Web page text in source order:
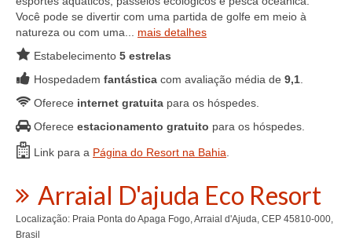
Você pode se divertir com uma partida de golfe em meio à
natureza ou com uma... mais detalhes
Estabelecimento 5 estrelas
Hospedadem fantástica com avaliação média de 9,1
Oferece internet gratuita para os hóspedes.
Oferece estacionamento gratuito para os hóspedes.
Link para a Página do Resort na Bahia
Arraial D'ajuda Eco Resort
Localização: Praia Ponta do Apaga Fogo, Arraial d'Ajuda, CEP 45810-000,
Brasil